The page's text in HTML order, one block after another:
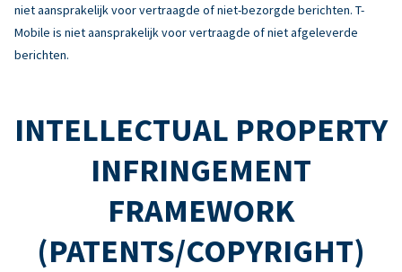
niet aansprakelijk voor vertraagde of niet-bezorgde berichten. T-
Mobile is niet aansprakelijk voor vertraagde of niet afgeleverde
berichten.
INTELLECTUAL PROPERTY
INFRINGEMENT
FRAMEWORK
(PATENTS/COPYRIGHT)